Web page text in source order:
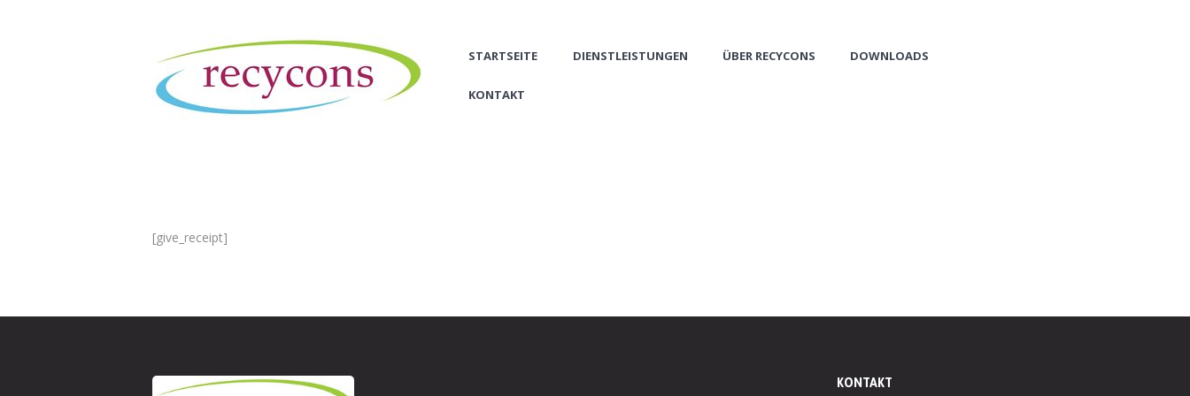
STARTSEITE DIENSTLEISTUNGEN ÜBER RECYCONS DOWNLOADS
KONTAKT
[give_receipt]
KONTAKT